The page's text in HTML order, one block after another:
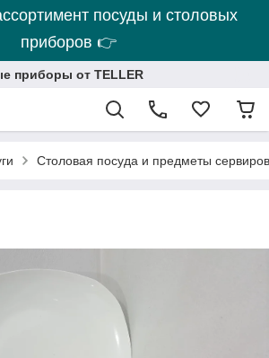
посуды и столовых
приборов 👉
приборы от TELLER
Столовая посуда и предметы